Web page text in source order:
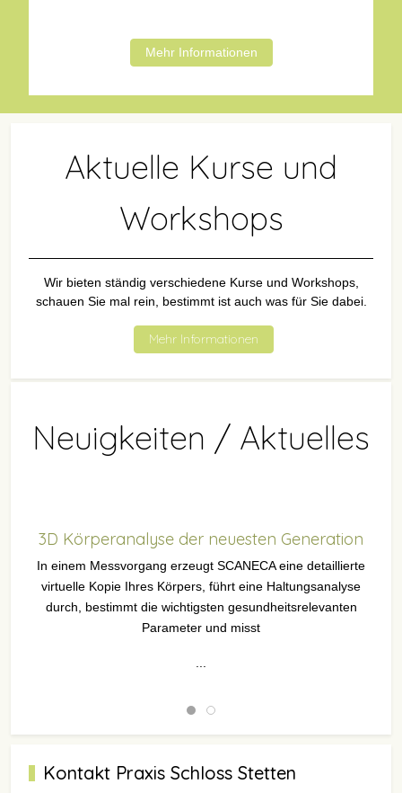
Mehr Informationen
Aktuelle Kurse und
Workshops
Wir bieten ständig verschiedene Kurse und Workshops,
schauen Sie mal rein, bestimmt ist auch was für Sie dabei.
Mehr Informationen
Neuigkeiten / Aktuelles
3D Körperanalyse der neuesten Generation
In einem Messvorgang erzeugt SCANECA eine detaillierte
virtuelle Kopie Ihres Körpers, führt eine Haltungsanalyse
durch, bestimmt die wichtigsten gesundheitsrelevanten
Parameter und misst
Kontakt Praxis Schloss Stetten